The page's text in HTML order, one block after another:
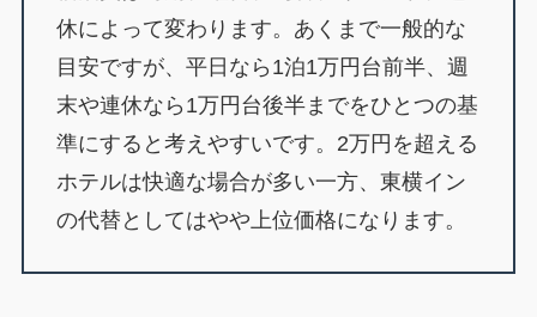
休によって変わります。あくまで一般的な
目安ですが、平日なら1泊1万円台前半、週
末や連休なら1万円台後半までをひとつの基
準にすると考えやすいです。2万円を超える
ホテルは快適な場合が多い一方、東横イン
の代替としてはやや上位価格になります。